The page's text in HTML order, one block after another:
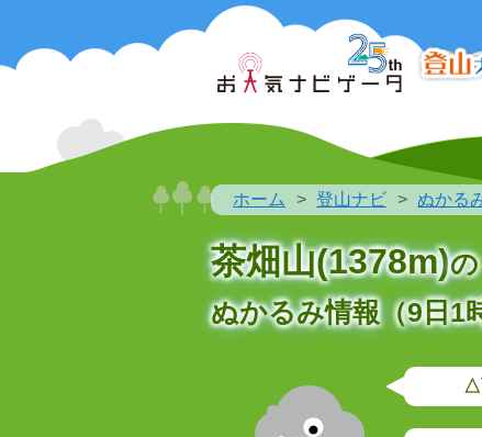
ホーム 登山ナビ ぬかる
茶畑山(1378m)の
ぬかるみ情報（9日1
△